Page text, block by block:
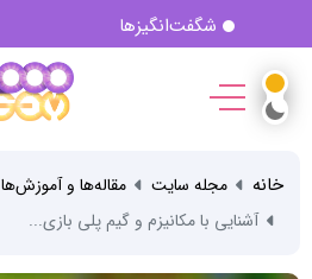
شگفت‌انگیزها
خانه مجله سایت
مقاله‌ها و آموزش‌ها
آشنایی با مکانیزم و گیم پلی بازی...